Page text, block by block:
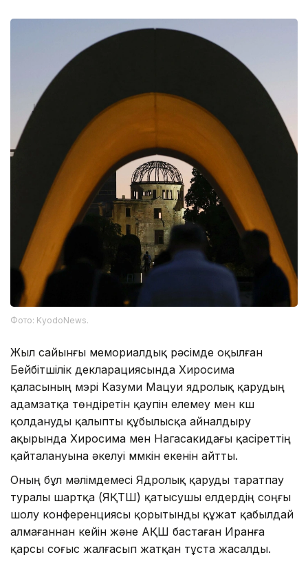
Фото: KyodoNews.
Жыл сайынғы мемориалдық рәсімде оқылған
Бейбітшілік декларациясында Хиросима
қаласының мэрі Казуми Мацуи ядролық қарудың
адамзатқа төндіретін қаупін елемеу мен күш
қолдануды қалыпты құбылысқа айналдыру
ақырында Хиросима мен Нагасакидағы қасіреттің
қайталануына әкелуі мүмкін екенін айтты.
Оның бұл мәлімдемесі Ядролық қаруды таратпау
туралы шартқа (ЯҚТШ) қатысушы елдердің соңғы
шолу конференциясы қорытынды құжат қабылдай
алмағаннан кейін және АҚШ бастаған Иранға
қарсы соғыс жалғасып жатқан тұста жасалды.